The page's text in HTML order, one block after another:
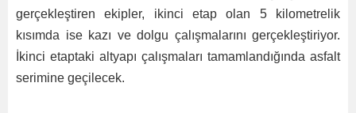
gerçekleştiren ekipler, ikinci etap olan 5 kilometrelik
kısımda ise kazı ve dolgu çalışmalarını gerçekleştiriyor.
İkinci etaptaki altyapı çalışmaları tamamlandığında asfalt
serimine geçilecek.